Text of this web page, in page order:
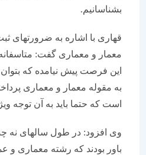
بشناسانیم.
قهاری با اشاره به ضرورتهای ثبت یک
معمار و معماری گفت: متاسفانه در
این فرصت پیش نیامده که بتوان به
به مقوله معمار و معماری پرداخته
است که حتما باید به آن توجه ویژه ای
وی افزود: در طول سالهای نه چندان
باور بودند که رشته معماری و عمران